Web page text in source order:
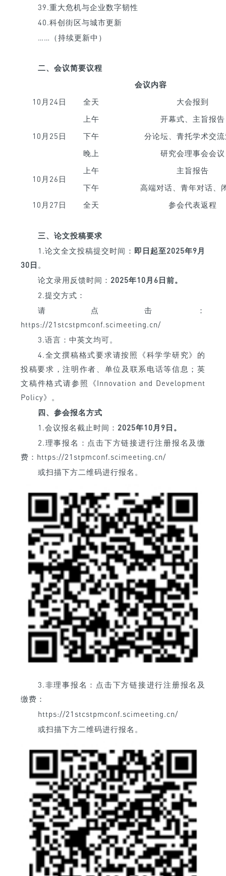
39.重大危机与企业数字韧性
40.科创街区与城市更新
……（持续更新中）
二、会议简要议程
会议内容
10月24日
全天 大会报到
10月25日
上午
开幕式、主旨报告
下午
分论坛、青托学术交
晚上
研究会理事会会议
10月26日
上午
主旨报告
下午
高端对话、青年对话、
10月27日
全天 参会代表返程
三、论文投稿要求
1.论文全文投稿提交时间： 即日起至2025年9月
30日 。
论文录用反馈时间： 2025年10月6日前。
2.提交方式：
请点击：
https://21stcstpmconf.scimeeting.cn/
3.语言：中英文均可。
4.全文撰稿格式要求请按照《科学学研究》的
投稿要求，注明作者、单位及联系电话等信息；英
文稿件格式请参照《Innovation and Development
Policy》。
四、参会报名方式
1.会议报名截止时间： 2025年10月9日。
2.理事报名：点击下方链接进行注册报名及缴
费：https://21stpmconf.scimeeting.cn/
或扫描下方二维码进行报名。
3.非理事报名：点击下方链接进行注册报名及
缴费：
https://21stcstpmconf.scimeeting.cn/
或扫描下方二维码进行报名。